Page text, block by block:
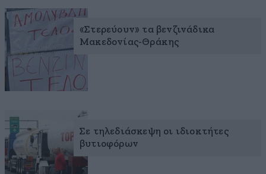
«Στερεύουν» τα βενζινάδικα
Μακεδονίας-Θράκης
Σε τηλεδιάσκεψη οι ιδιοκτήτες
βυτιοφόρων